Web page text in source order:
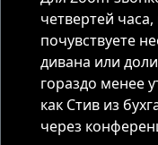
четвертей
почувствуете
дивана или
гораздо менее
как Стив из
через